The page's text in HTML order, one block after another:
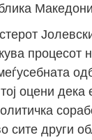
процесот
оцени
сите други